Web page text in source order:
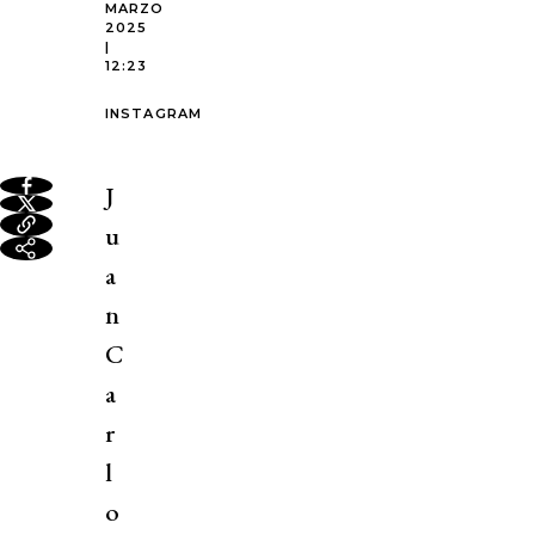
MARZO
2025
|
12:23
INSTAGRAM
J
u
a
n
C
a
r
l
o